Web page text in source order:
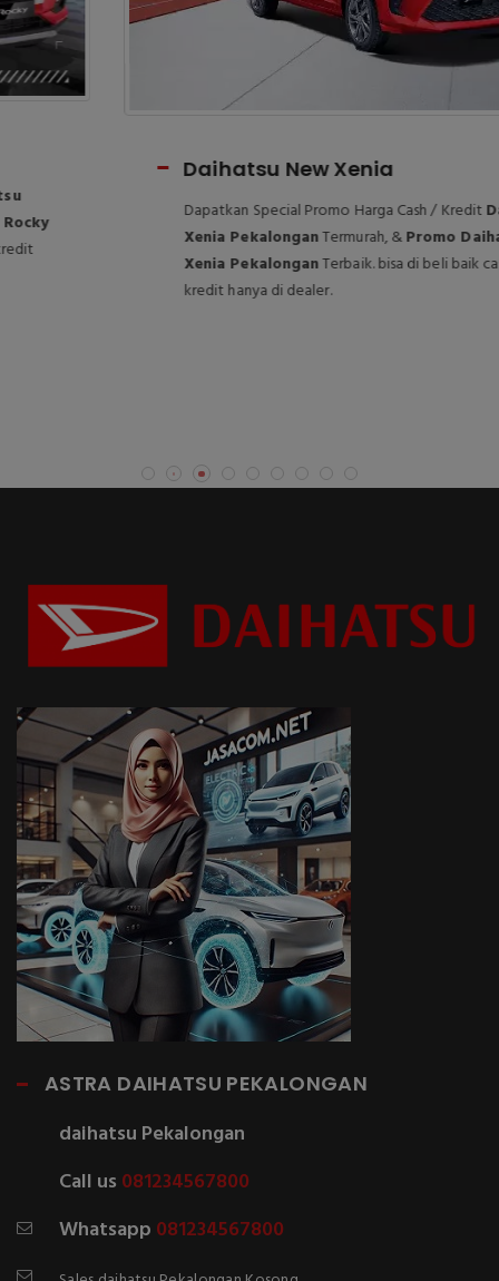
Daihatsu New Xenia
Dapatkan Special Promo Harga Cash / KreditDaihatsu New
Xenia PekalonganTermurah, &Promo Daihatsu New
Xenia PekalonganTerbaik. bisa di beli baik cash maupun
kredit hanya di dealer.
ASTRA DAIHATSU PEKALONGAN
daihatsu Pekalongan
Call us 081234567800
Whatsapp 081234567800